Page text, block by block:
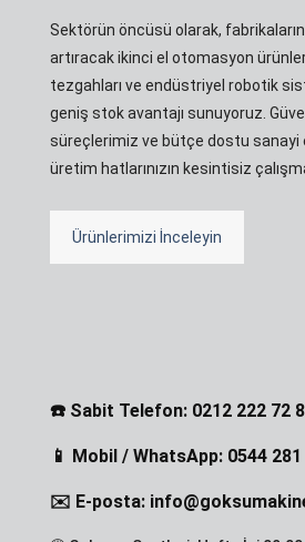
Sektörün öncüsü olarak,
artıracak ikinci el otomasyon
tezgahları ve endüstriyel robotik
geniş stok avantajı sunuyoruz.
süreçlerimiz ve bütçe dostu sanayi
üretim hatlarınızın kesintisiz
Ürünlerimizi İnceleyin
☎️ Sabit Telefon: 0212 222 72
📱 Mobil / WhatsApp: 0544 281
✉️ E-posta: